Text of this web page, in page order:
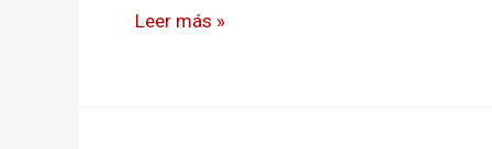
lluvia
Leer más »